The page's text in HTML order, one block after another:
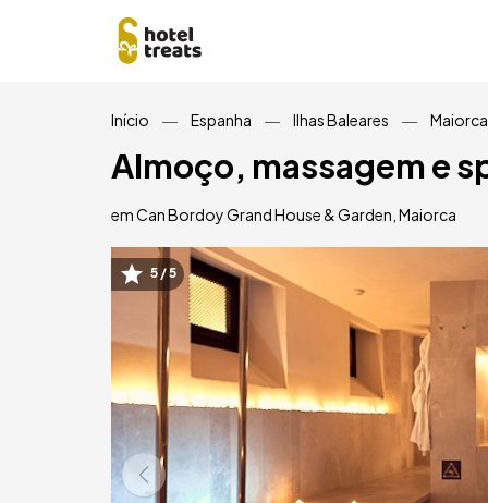
Início Espanha Ilhas Baleares Maiorca
Almoço, massagem e
em Can Bordoy Grand House & Garden, Maiorca
Imagem
5 / 5